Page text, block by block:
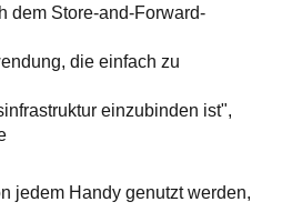
dem Store-and-Forward-
die einfach zu
einzubinden ist",
jedem Handy genutzt werden,